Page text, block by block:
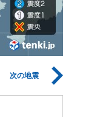
次の地震